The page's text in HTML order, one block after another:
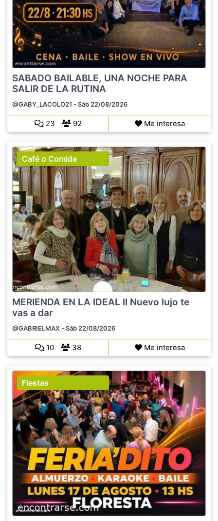
SABADO BAILABLE, UNA NOCHE PARA
SALIR DE LA RUTINA
@GABY_LACOLO21 - Sáb 22/08/2026
23 92 Me interesa
Café o Comida
MERIENDA EN LA IDEAL II Nuevo lujo te
vas a dar
@GABRIELMAX - Sáb 22/08/2026
10 38 Me interesa
Fiestas